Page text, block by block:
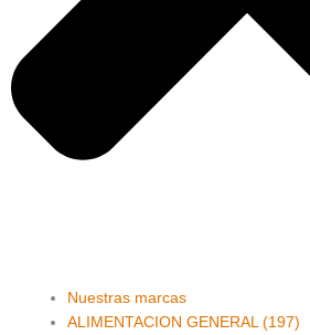
Main
Menu
Nuestras marcas
ALIMENTACION GENERAL (197)